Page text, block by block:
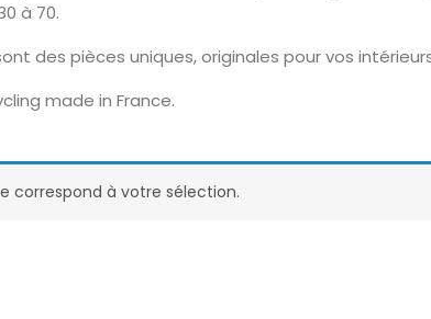
à 70.
des pièces uniques, originales pour vos
made in France.
correspond à votre sélection.